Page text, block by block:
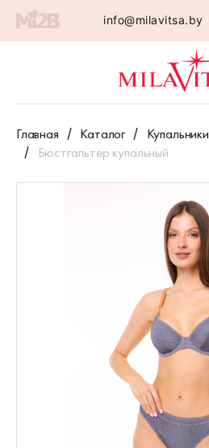
info@milavitsa.by
Главная Каталог Купальники
Бюстгальтер купальный